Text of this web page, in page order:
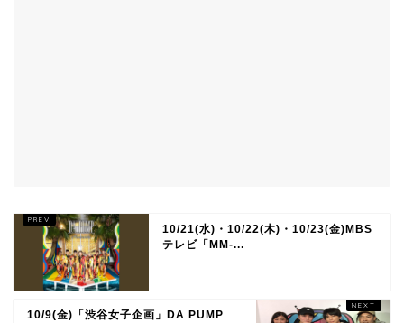
10/21(水)・10/22(木)・10/23(金)MBS
テレビ「MM-...
10/9(金)「渋谷女子企画」DA PUMP